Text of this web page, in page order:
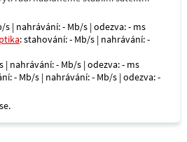
s | nahrávání: - Mb/s | odezva: - ms
: stahování: - Mb/s | nahrávání: -
| nahrávání: - Mb/s | odezva: - ms
- Mb/s | nahrávání: - Mb/s | odezva: -